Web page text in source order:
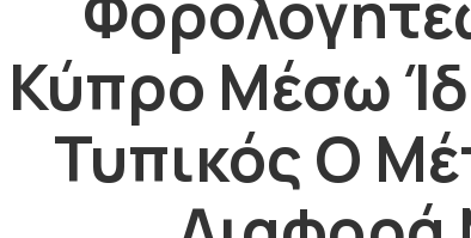
Κύπρο Μέσω
Τυπικός Ο